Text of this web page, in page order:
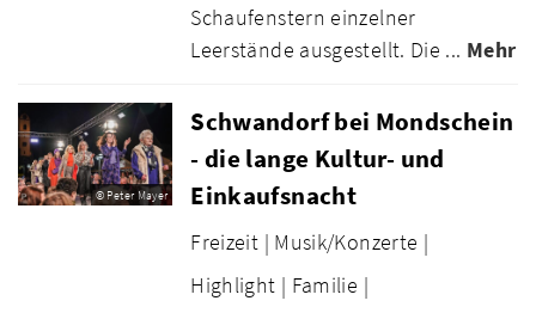
Schaufenstern einzelner
Leerstände ausgestellt. Die ... Mehr
© Peter Mayer
Schwandorf bei Mondschein
- die lange Kultur- und
Einkaufsnacht
Freizeit | Musik/Konzerte |
Highlight | Familie |